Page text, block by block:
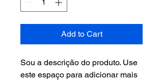
Add to Cart
Sou a descrição do produto. Use
este espaço para adicionar mais